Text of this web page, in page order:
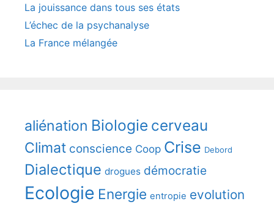
La jouissance dans tous ses états
L’échec de la psychanalyse
La France mélangée
aliénation Biologie cerveau
Climat conscience Coop Crise Debord
Dialectique drogues démocratie
Ecologie Energie entropie evolution